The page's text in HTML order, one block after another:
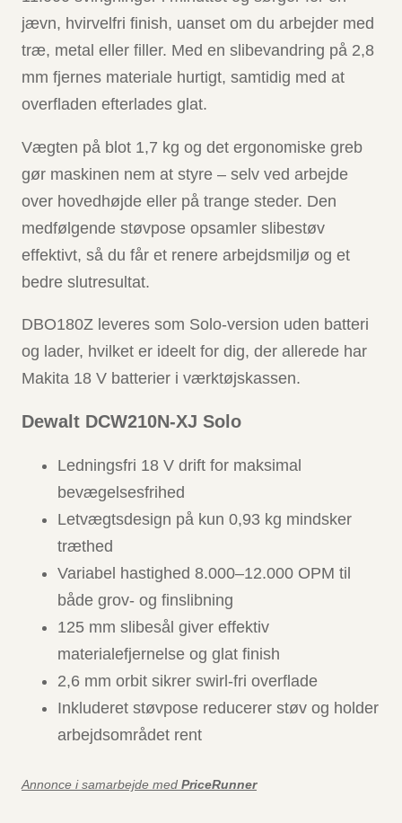
jævn, hvirvelfri finish, uanset om du arbejder med
træ, metal eller filler. Med en slibe­vandring på 2,8
mm fjernes materiale hurtigt, samtidig med at
overfladen efterlades glat.
Vægten på blot 1,7 kg og det ergonomiske greb
gør maskinen nem at styre – selv ved arbejde
over hovedhøjde eller på trange steder. Den
medfølgende støvpose opsamler slibestøv
effektivt, så du får et renere arbejdsmiljø og et
bedre slutresultat.
DBO180Z leveres som Solo-version uden batteri
og lader, hvilket er ideelt for dig, der allerede har
Makita 18 V batterier i værktøjskassen.
Dewalt DCW210N-XJ Solo
Ledningsfri 18 V drift for maksimal
bevægelsesfrihed
Letvægtsdesign på kun 0,93 kg mindsker
træthed
Variabel hastighed 8.000–12.000 OPM til
både grov- og finslibning
125 mm slibesål giver effektiv
materialefjernelse og glat finish
2,6 mm orbit sikrer swirl-fri overflade
Inkluderet støvpose reducerer støv og holder
arbejdsområdet rent
Annonce i samarbejde med PriceRunner